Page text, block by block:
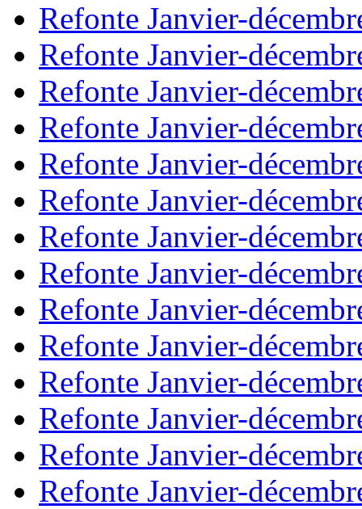
Refonte Janvier-
Refonte Janvier-
Refonte Janvier-
Refonte Janvier-
Refonte Janvier-
Refonte Janvier-
Refonte Janvier-
Refonte Janvier-
Refonte Janvier-
Refonte Janvier-
Refonte Janvier-
Refonte Janvier-
Refonte Janvier-
Refonte Janvier-